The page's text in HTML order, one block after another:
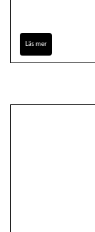
Läs mer